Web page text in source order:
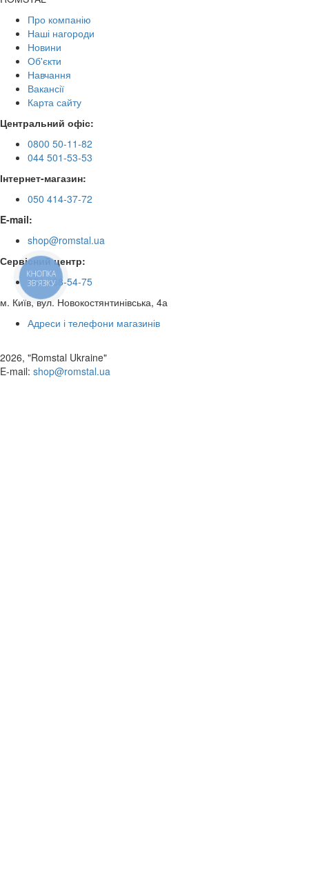
Про компанію
Наші нагороди
Новини
Об'єкти
Навчання
Вакансії
Карта сайту
Центральний офіс:
0800 50-11-82
044 501-53-53
Інтернет-магазин:
050 414-37-72
E-mail:
shop@romstal.ua
Сервісний центр:
050 468-54-75
м. Київ, вул. Новокостянтинівська, 4а
Адреси і телефони магазинів
2026, "Romstal Ukraine"
​E-mail: shop@romstal.ua
КНОПКА
ЗВ'ЯЗКУ